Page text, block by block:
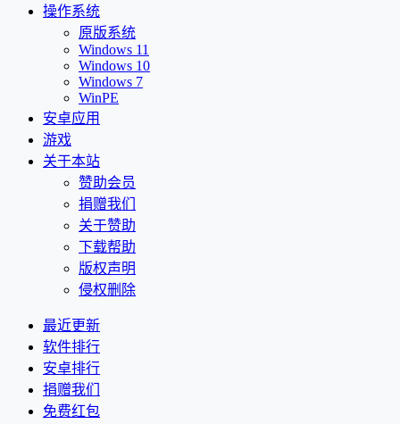
操作系统
原版系统
Windows 11
Windows 10
Windows 7
WinPE
安卓应用
游戏
关于本站
赞助会员
捐赠我们
关于赞助
下载帮助
版权声明
侵权删除
最近更新
软件排行
安卓排行
捐赠我们
免费红包